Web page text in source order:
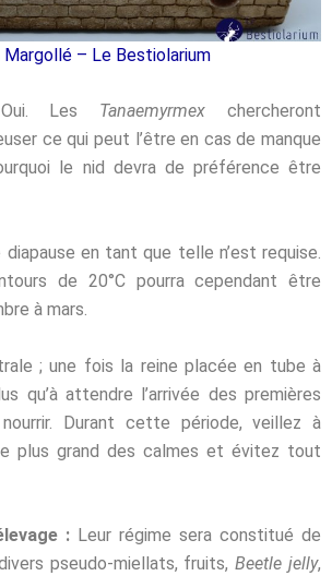
Margollé – Le Bestiolarium
Oui. Les Tanaemyrmexchercheront
ce qui peut l’êtreen cas de manque
le nid devra de préférence être
diapause en tant que telle n’est requise.
de 20°C pourra cependant être
à mars.
; une fois la reine placée en tube à
qu’à attendre l’arrivée des premières
Durant cette période, veillez à
plus grand des calmes et évitez tout
: Leur régime sera constitué de
pseudo-miellats, fruits,Beetle jelly,